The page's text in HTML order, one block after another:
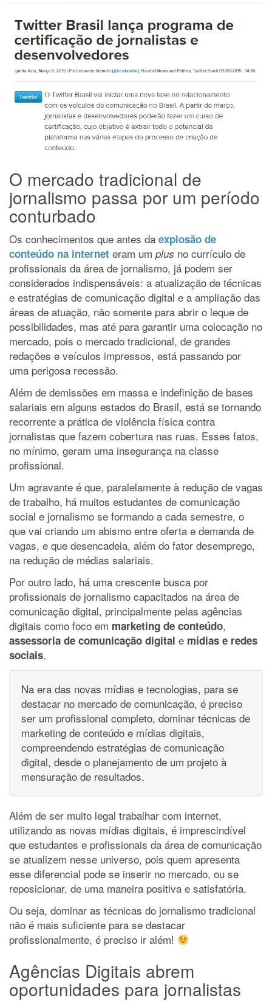
O mercado tradicional de
jornalismo passa por um período
conturbado
Os conhecimentos que antes da explosão de
conteúdo na internet eram um plus no currículo de
profissionais da área de jornalismo, já podem ser
considerados indispensáveis: a atualização de técnicas
e estratégias de comunicação digital e a ampliação das
áreas de atuação, não somente para abrir o leque de
possibilidades, mas até para garantir uma colocação no
mercado, pois o mercado tradicional, de grandes
redações e veículos impressos, está passando por
uma perigosa recessão.
Além de demissões em massa e indefinição de bases
salariais em alguns estados do Brasil, está se tornando
recorrente a prática de violência física contra
jornalistas que fazem cobertura nas ruas. Esses fatos,
no mínimo, geram uma insegurança na classe
profissional.
Um agravante é que, paralelamente à redução de vagas
de trabalho, há muitos estudantes de comunicação
social e jornalismo se formando a cada semestre, o
que vai criando um abismo entre oferta e demanda de
vagas, e que desencadeia, além do fator desemprego,
na redução de médias salariais.
Por outro lado, há uma crescente busca por
profissionais de jornalismo capacitados na área de
comunicação digital, principalmente pelas agências
digitais como foco em marketing de conteúdo,
assessoria de comunicação digital e mídias e redes
sociais.
Na era das novas mídias e tecnologias, para se
destacar no mercado de comunicação, é preciso
ser um profissional completo, dominar técnicas de
marketing de conteúdo e mídias digitais,
compreendendo estratégias de comunicação
digital, desde o planejamento de um projeto à
mensuração de resultados.
Além de ser muito legal trabalhar com internet,
utilizando as novas mídias digitais, é imprescindível
que estudantes e profissionais da área de comunicação
se atualizem nesse universo, pois quem apresenta
esse diferencial pode se inserir no mercado, ou se
reposicionar, de uma maneira positiva e satisfatória.
Ou seja, dominar as técnicas do jornalismo tradicional
não é mais suficiente para se destacar
profissionalmente, é preciso ir além!
Agências Digitais abrem
oportunidades para jornalistas